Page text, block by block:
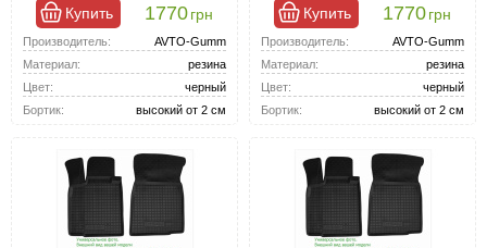
Купить 1770грн
Производитель:
AVTO-Gumm
Материал:
резина
Цвет:
черный
Бортик:
высокий от 2 см
Купить 1770грн
Производитель:
AVTO-Gumm
Материал:
резина
Цвет:
черный
Бортик:
высокий от 2 см